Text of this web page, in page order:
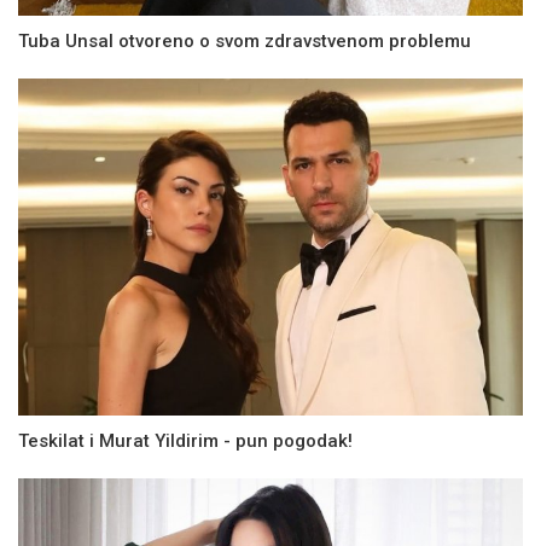
Tuba Unsal otvoreno o svom zdravstvenom problemu
Teskilat i Murat Yildirim - pun pogodak!